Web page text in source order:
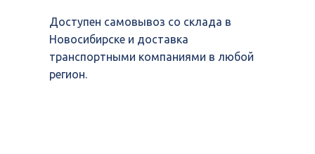
Доступен самовывоз со склада в
Новосибирске и доставка
транспортными компаниями в любой
регион.